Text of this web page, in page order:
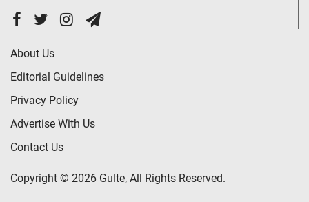
About Us
Editorial Guidelines
Privacy Policy
Advertise With Us
Contact Us
Copyright © 2026 Gulte, All Rights Reserved.